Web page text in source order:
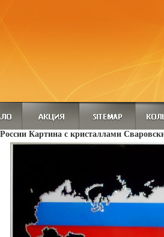
Картина с кристаллами